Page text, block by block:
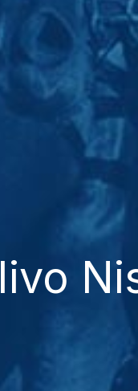
Iivo